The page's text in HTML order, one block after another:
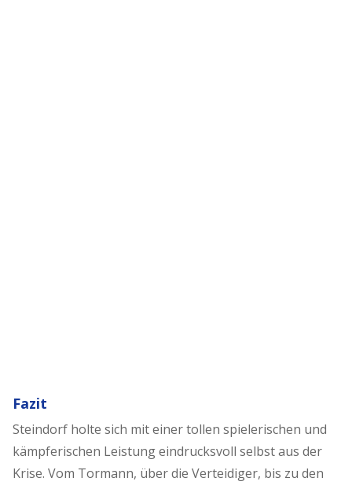
Fazit
Steindorf holte sich mit einer tollen spielerischen und
kämpferischen Leistung eindrucksvoll selbst aus der
Krise. Vom Tormann, über die Verteidiger, bis zu den